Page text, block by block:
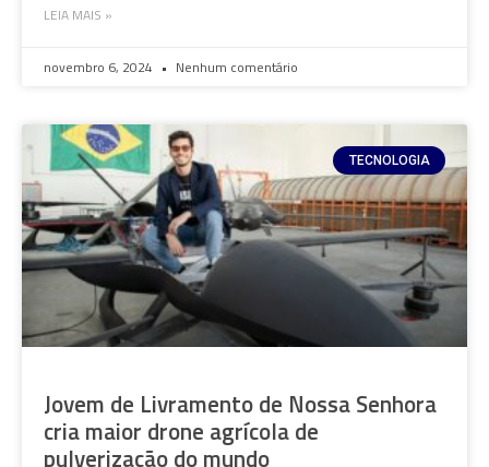
LEIA MAIS »
novembro 6, 2024 Nenhum comentário
TECNOLOGIA
Jovem de Livramento de Nossa Senhora
cria maior drone agrícola de
pulverização do mundo